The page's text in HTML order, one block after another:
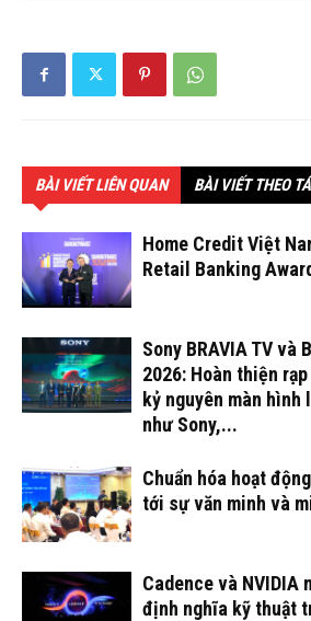
BÀI VIẾT LIÊN QUAN BÀI VIẾT THEO
Home Credit Việt
Retail Banking
Sony BRAVIA TV và
2026: Hoàn thiện
kỷ nguyên màn hình
như Sony,...
Chuẩn hóa hoạt
tới sự văn minh và
Cadence và NVIDIA
định nghĩa kỹ thuật